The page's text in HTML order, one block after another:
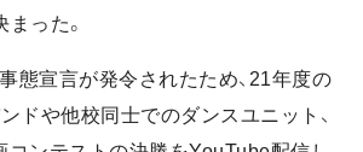
まった。
態宣言が発令されたため、21年度の
ドや他校同士でのダンスユニット、